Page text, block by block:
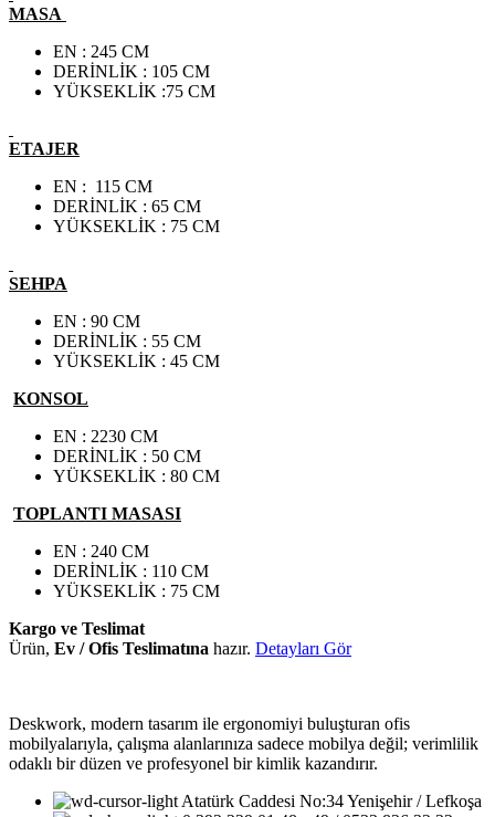
MASA
EN : 245 CM
DERİNLİK : 105 CM
YÜKSEKLİK :75 CM
ETAJER
EN : 115 CM
DERİNLİK : 65 CM
YÜKSEKLİK : 75 CM
SEHPA
EN : 90 CM
DERİNLİK : 55 CM
YÜKSEKLİK : 45 CM
KONSOL
EN : 2230 CM
DERİNLİK : 50 CM
YÜKSEKLİK : 80 CM
TOPLANTI MASASI
EN : 240 CM
DERİNLİK : 110 CM
YÜKSEKLİK : 75 CM
Kargo ve Teslimat
Ürün, Ev / Ofis Teslimatına hazır. Detayları Gör
Deskwork, modern tasarım ile ergonomiyi buluşturan ofis
mobilyalarıyla, çalışma alanlarınıza sadece mobilya değil; verimlilik
odaklı bir düzen ve profesyonel bir kimlik kazandırır.
Atatürk Caddesi No:34 Yenişehir / Lefkoşa